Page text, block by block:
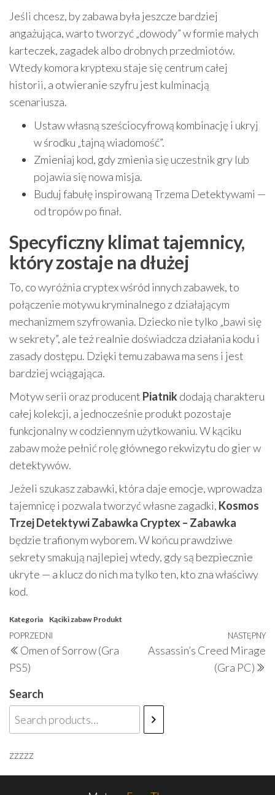
Jeśli chcesz, by zabawa była jeszcze bardziej
angażująca, warto tworzyć „dowody” w formie małych
karteczek, zagadek albo drobnych przedmiotów.
Wtedy komora kryptexu staje się centrum całej
historii, a otwieranie szyfru jest kulminacją
scenariusza.
Ustaw własną sześciocyfrową kombinację i ukryj
w środku „tajną wiadomość”.
Zmieniaj kod, gdy zmienia się uczestnik gry lub
pojawia się nowa misja.
Buduj fabułę inspirowaną Trzema Detektywami —
od tropów po finał.
Specyficzny klimat tajemnicy,
który zostaje na dłużej
To, co wyróżnia cryptex wśród innych zabawek, to
połączenie motywu kryminalnego z działającym
mechanizmem szyfrowania. Dziecko nie tylko „bawi się
w sekrety”, ale też realnie doświadcza działania kodu i
zasady dostępu. Dzięki temu zabawa ma sens i jest
bardziej wciągająca.
Motyw serii oraz producent Piatnikdodają charakteru
całej kolekcji, a jednocześnie produkt pozostaje
funkcjonalny w codziennym użytkowaniu. W kąciku
zabaw może pełnić rolę głównego rekwizytu do gier w
detektywów.
Jeżeli szukasz zabawki, która daje emocje, wprowadza
tajemnicę i pozwala tworzyć własne zagadki, Kosmos
Trzej Detektywi Zabawka Cryptex – Zabawka
będzie trafionym wyborem. W końcu prawdziwe
sekrety smakują najlepiej wtedy, gdy są bezpiecznie
ukryte — a klucz do nich ma tylko ten, kto zna właściwy
kod.
Kategoria Kąciki zabaw Produkt
Nawigacja
wpisu
Poprzedni
wpis
POPRZEDNI
Omen of Sorrow (Gra
PS5)
NASTĘPNY
Assassin’s Creed Mirage
(Gra PC)
Search
zzzzz